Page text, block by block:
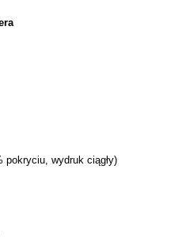
pokryciu, wydruk ciągły)